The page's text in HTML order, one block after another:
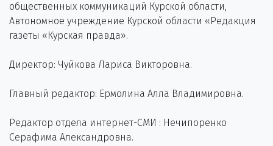
общественных коммуникаций Курской области,
Автономное учреждение Курской области «Редакция
газеты «Курская правда».
Директор: Чуйкова Лариса Викторовна.
Главный редактор: Ермолина Алла Владимировна.
Редактор отдела интернет-СМИ : Нечипоренко
Серафима Александровна.